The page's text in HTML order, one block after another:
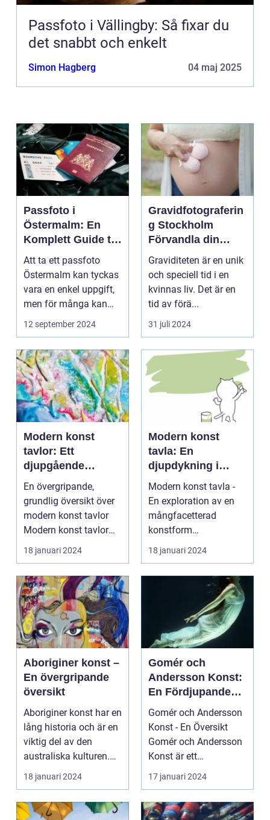
Passfoto i Vällingby: Så fixar du
det snabbt och enkelt
Simon Hagberg 04 maj 2025
Passfoto i
Östermalm: En
Komplett Guide till
Perfekta ID-bilder
Att ta ett passfoto
Östermalm kan tyckas
vara en enkel uppgift,
men för många kan
de...
12 september 2024
Gravidfotograferin
g Stockholm
Förvandla din
graviditet till tidlös
konst
Graviditeten är en unik
och speciell tid i en
kvinnas liv. Det är en
tid av förä...
31 juli 2024
Modern konst
tavlor: Ett
djupgående
porträtt
En övergripande,
grundlig översikt över
modern konst tavlor
Modern konst tavlor
har under de senast...
18 januari 2024
Modern konst
tavla: En
djupdykning i
konstens
mångfacetterade
värld
Modern konst tavla -
En exploration av en
mångfacetterad
konstform
Introduktion: Konsten
har alltid...
18 januari 2024
Aboriginer konst –
En övergripande
översikt
Aboriginer konst har en
lång historia och är en
viktig del av den
australiska kulturen.
Det är konst...
18 januari 2024
Gomér och
Andersson Konst:
En Fördjupande
Studie
Gomér och Andersson
Konst - En Översikt
Gomér och Andersson
Konst är ett
framstående
konstgalleri s...
17 januari 2024